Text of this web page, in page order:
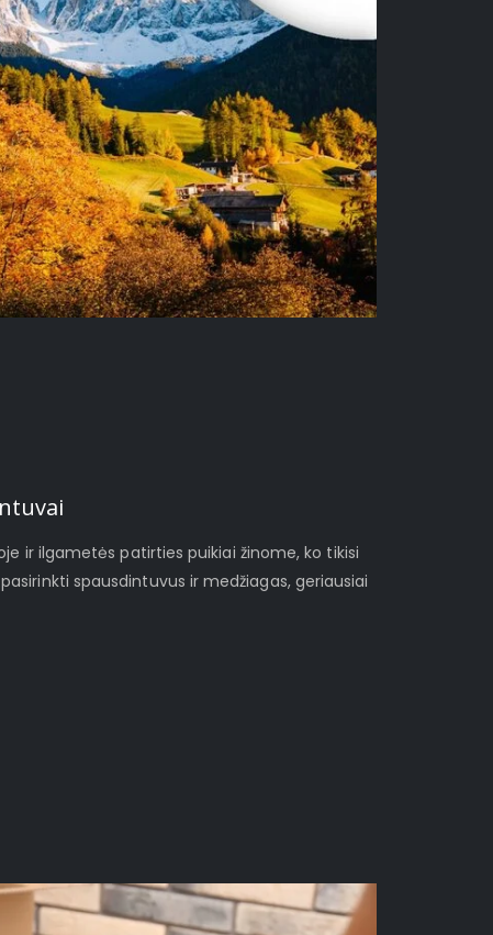
ir ilgametės patirties puikiai žinome, ko tikisi
spausdintuvus ir medžiagas, geriausiai